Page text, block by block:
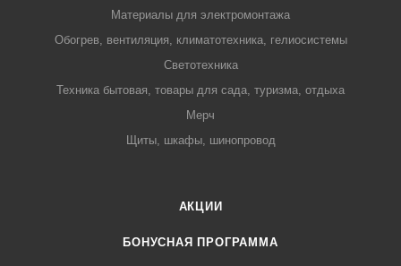
Материалы для электромонтажа
Обогрев, вентиляция, климатотехника, гелиосистемы
Светотехника
Техника бытовая, товары для сада, туризма, отдыха
Мерч
Щиты, шкафы, шинопровод
АКЦИИ
БОНУСНАЯ ПРОГРАММА